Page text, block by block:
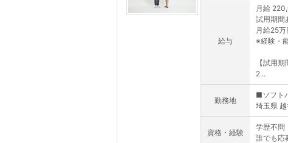
給与
月給
試用期間
月給25万
※経験・
【試用
2...
勤務地
■ソフト
埼玉県
資格・経験
学歴不問
誰でも応